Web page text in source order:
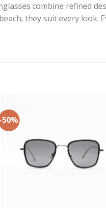
combine refined
they suit every look.
-50%